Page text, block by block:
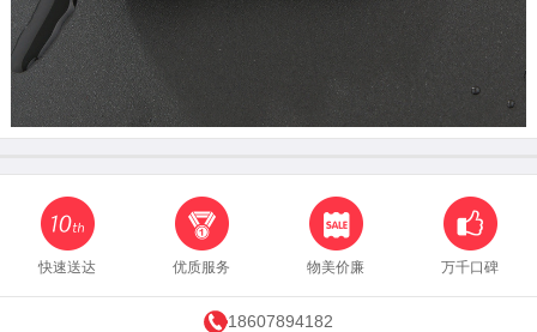
快速送达 优质服务 物美价廉 万千口碑
18607894182